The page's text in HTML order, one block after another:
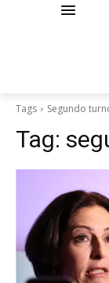
Tags Segundo
Tag: